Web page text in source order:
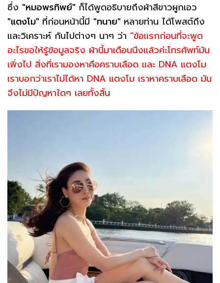
ซึ่ง "หมอพรทิพย์" ก็ได้พูดอธิบายถึงผ้าสีขาวผูกเอว
"แตงโม" ที่ก่อนหน้านี้มี "ทนาย" หลายท่าน ได้โพสต์ถึง
และวิเคราะห์ กันไปต่างๆ นาๆ ว่า "ข้อแรกก่อนที่จะพูด
อะไรขอให้รู้ข้อมูลจริง ผ้านี้มาเดือนนึงแล้วค่ะโทรศัพท์มัน
เพิ่งไป สิ่งที่เรามองหาคือคราบเลือด และ DNA แตงโม
เราบอกว่าเราไม่ได้หา DNA แตงโม เราหาคราบเลือด มัน
จึงไม่มีปัญหาใดๆ เลยทั้งสิ้น